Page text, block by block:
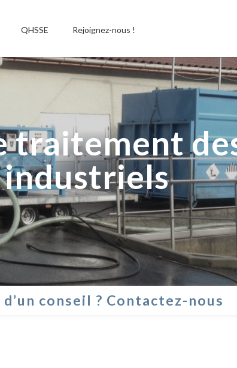
QHSSE Rejoignez-nous !
traitement
industriels
d’un conseil ? Contactez-nous